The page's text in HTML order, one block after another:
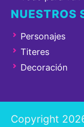
NUESTROS
Personajes
Titeres
Decoración
Copyright